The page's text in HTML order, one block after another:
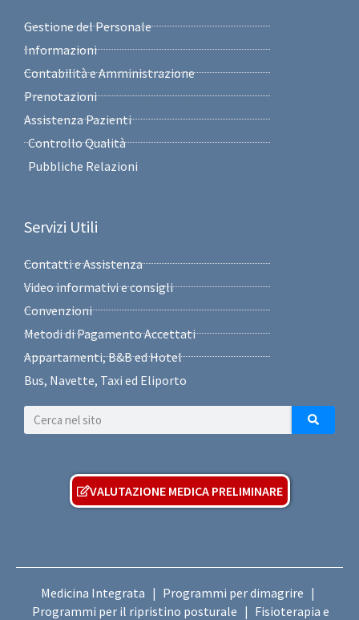
Gestione del Personale
Informazioni
Contabilità e Amministrazione
Prenotazioni
Assistenza Pazienti
Controllo Qualità
Pubbliche Relazioni
Servizi Utili
Contatti e Assistenza
Video informativi e consigli
Convenzioni
Metodi di Pagamento Accettati
Appartamenti, B&B ed Hotel
Bus, Navette, Taxi ed Eliporto
VALUTAZIONE MEDICA PRELIMINARE
Medicina Integrata | Programmi per dimagrire |
Programmi per il ripristino posturale | Fisioterapia e